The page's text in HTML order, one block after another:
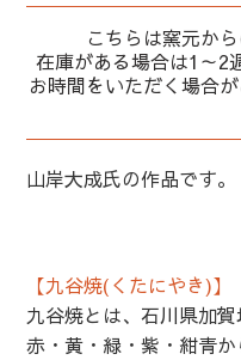
こちらは窯元か
在庫がある場合は1～2
お時間をいただく場合
山岸大成氏の作品です。
【九谷焼(くたにやき)】
九谷焼とは、石川県加賀
赤・黄・緑・紫・紺青